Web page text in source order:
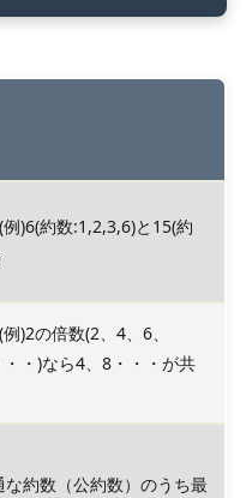
)6(約数:1,2,3,6)と15(約
)2の倍数(2、4、6、
・)なら4、8・・・が共
約数（公約数）のうち最